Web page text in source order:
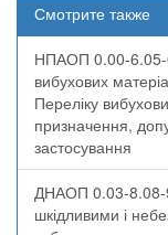
Смотрите также
НПАОП 0.00-6.05-
вибухових
Переліку
призначення,
застосування
ДНАОП 0.03-8.08-
шкідливими і